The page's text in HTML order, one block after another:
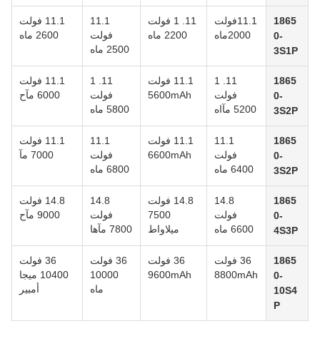
1865
0-
3S1P
11.1فولت
2000ماه
11. 1 فولت
2200 ماه
11.1
فولت
2500 ماه
11.1 فولت
2600 ماه
1865
0-
3S2P
11. 1
فولت
5200 مآاه
11.1 فولت
5600mAh
11. 1
فولت
5800 ماه
11.1 فولت
6000 مآح
1865
0-
3S2P
11.1
فولت
6400 ماه
11.1 فولت
6600mAh
11.1
فولت
6800 ماه
11.1 فولت
7000 مآ
1865
0-
4S3P
14.8
فولت
6600 ماه
14.8 فولت
7500
ميلاواط
14.8
فولت
7800 مآها
14.8 فولت
9000 مآح
1865
0-
10S4
P
36 فولت
8800mAh
36 فولت
9600mAh
36 فولت
10000
ماه
36 فولت
10400 ميجا
أمبير